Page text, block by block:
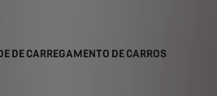
DE CARREGAMENTO DE CARROS